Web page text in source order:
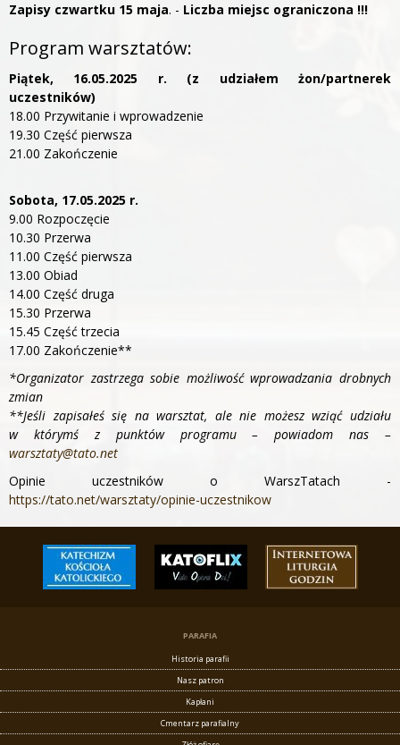
Zapisy czwartku 15 maja. - Liczba miejsc ograniczona !!!
Program warsztatów:
Piątek, 16.05.2025 r. (z udziałem żon/partnerek
uczestników)
18.00 Przywitanie i wprowadzenie
19.30 Część pierwsza
21.00 Zakończenie
Sobota, 17.05.2025 r.
9.00 Rozpoczęcie
10.30 Przerwa
11.00 Część pierwsza
13.00 Obiad
14.00 Część druga
15.30 Przerwa
15.45 Część trzecia
17.00 Zakończenie**
*Organizator zastrzega sobie możliwość wprowadzania drobnych
zmian
**Jeśli zapisałeś się na warsztat, ale nie możesz wziąć udziału
w którymś z punktów programu – powiadom nas –
warsztaty@tato.net
Opinie uczestników o WarszTatach -
https://tato.net/warsztaty/opinie-uczestnikow
PARAFIA
Historia parafii
Nasz patron
Kapłani
Cmentarz parafialny